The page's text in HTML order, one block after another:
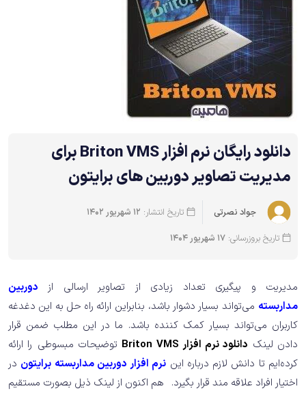
دانلود رایگان نرم افزار ‏Briton VMS‏ برای
مدیریت تصاویر دوربین های برایتون
جواد نصرتی تاریخ انتشار: 12 شهریور 1402
تاریخ بروزرسانی: 17 شهریور 1404
مدیریت و پیگیری تعداد زیادی از تصاویر ارسالی از دوربین
مداربسته می‌تواند بسیار دشوار باشد، بنابراین ارائه راه حل به این دغدغه
کاربران می‌تواند بسیار کمک کننده باشد. ما در این مطلب ضمن قرار
دادن لینک دانلود نرم افزار Briton VMS
توضیحات مبسوطی را ارائه
کرده‌ایم تا دانش لازم درباره این نرم افزار دوربین مداربسته برایتون در
اختیار افراد علاقه مند قرار بگیرد. هم اکنون از لینک ذیل بصورت مستقیم